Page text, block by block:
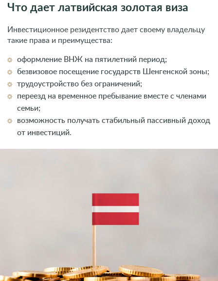
Что дает латвийская золотая виза
Инвестиционное резидентство дает своему владельцу
такие права и преимущества:
оформление ВНЖ на пятилетний период;
безвизовое посещение государств Шенгенской зоны;
трудоустройство без ограничений;
переезд на временное пребывание вместе с членами
семьи;
возможность получать стабильный пассивный доход
от инвестиций.